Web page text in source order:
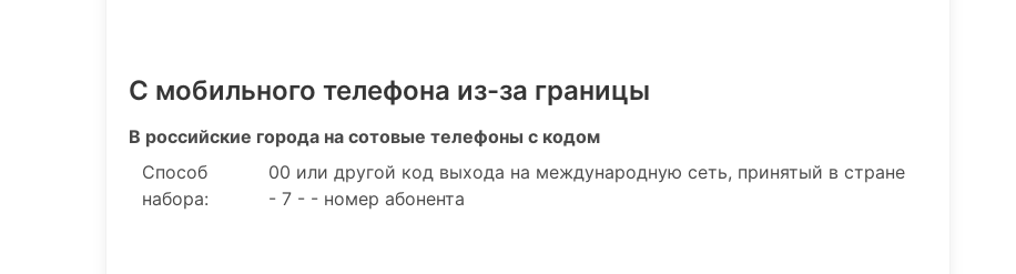
С мобильного телефона из-за границы
В российские города на сотовые телефоны с кодом
Способ
набора:
00 или другой код выхода на международную сеть, принятый в стране
- 7 - - номер абонента